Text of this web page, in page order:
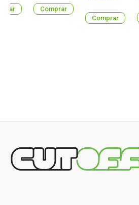
Comprar
Comprar